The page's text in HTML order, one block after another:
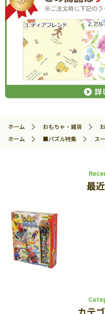
ホーム おもちゃ・雑貨
ホーム
■パズル特集 ス
最
カテ